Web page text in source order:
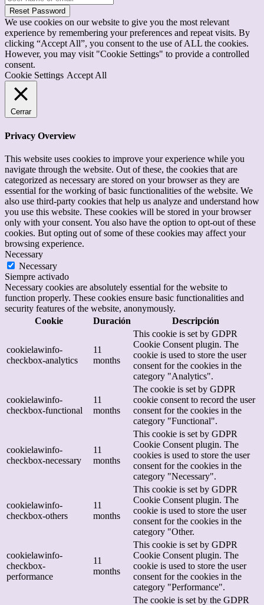
Reset Password
We use cookies on our website to give you the most relevant
experience by remembering your preferences and repeat visits. By
clicking “Accept All”, you consent to the use of ALL the cookies.
However, you may visit "Cookie Settings" to provide a controlled
consent.
Cookie Settings Accept All
Cerrar
Privacy Overview
This website uses cookies to improve your experience while you
navigate through the website. Out of these, the cookies that are
categorized as necessary are stored on your browser as they are
essential for the working of basic functionalities of the website. We
also use third-party cookies that help us analyze and understand how
you use this website. These cookies will be stored in your browser
only with your consent. You also have the option to opt-out of these
cookies. But opting out of some of these cookies may affect your
browsing experience.
Necessary
Necessary
Siempre activado
Necessary cookies are absolutely essential for the website to
function properly. These cookies ensure basic functionalities and
security features of the website, anonymously.
Cookie
Duración Descripción
cookielawinfo-
checkbox-analytics
11
months
This cookie is set by GDPR
Cookie Consent plugin. The
cookie is used to store the user
consent for the cookies in the
category "Analytics".
cookielawinfo-
checkbox-functional
11
months
The cookie is set by GDPR
cookie consent to record the user
consent for the cookies in the
category "Functional".
cookielawinfo-
checkbox-necessary
11
months
This cookie is set by GDPR
Cookie Consent plugin. The
cookies is used to store the user
consent for the cookies in the
category "Necessary".
cookielawinfo-
checkbox-others
11
months
This cookie is set by GDPR
Cookie Consent plugin. The
cookie is used to store the user
consent for the cookies in the
category "Other.
cookielawinfo-
checkbox-
performance
11
months
This cookie is set by GDPR
Cookie Consent plugin. The
cookie is used to store the user
consent for the cookies in the
category "Performance".
The cookie is set by the GDPR